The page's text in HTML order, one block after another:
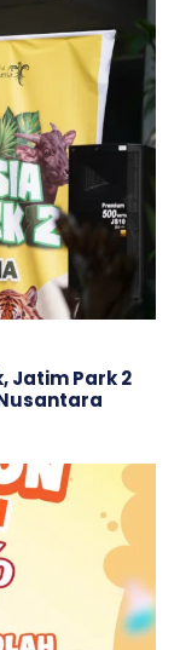
Jatim Park 2